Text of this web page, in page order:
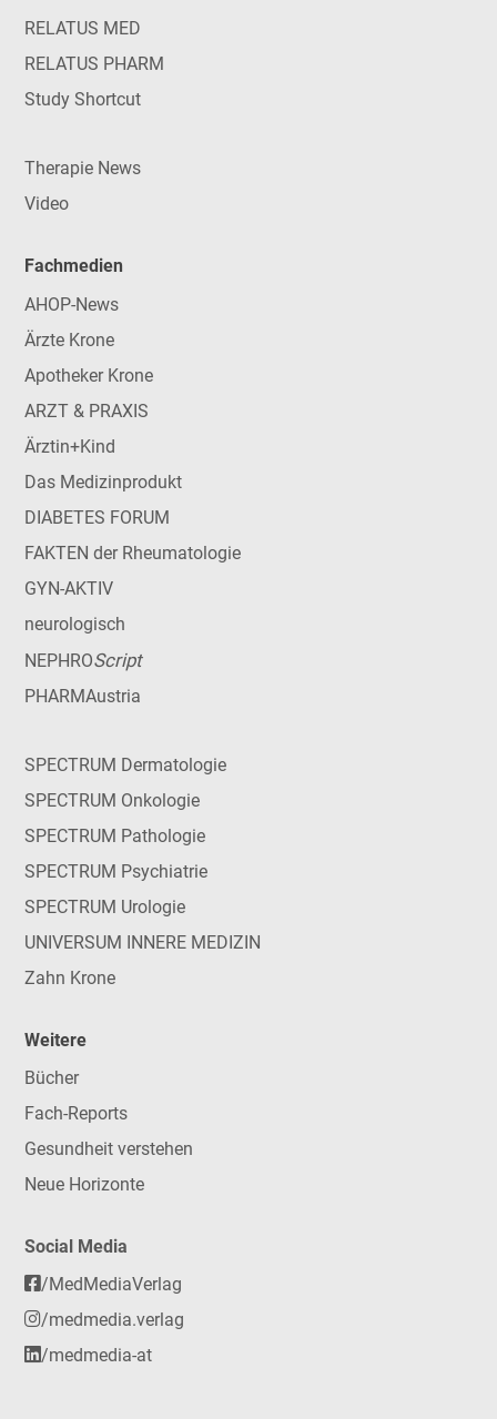
RELATUS MED
RELATUS PHARM
Study Shortcut
Therapie News
Video
Fachmedien
AHOP-News
Ärzte Krone
Apotheker Krone
ARZT & PRAXIS
Ärztin+Kind
Das Medizinprodukt
DIABETES FORUM
FAKTEN der Rheumatologie
GYN-AKTIV
neurologisch
NEPHROScript
PHARMAustria
SPECTRUM Dermatologie
SPECTRUM Onkologie
SPECTRUM Pathologie
SPECTRUM Psychiatrie
SPECTRUM Urologie
UNIVERSUM INNERE MEDIZIN
Zahn Krone
Weitere
Bücher
Fach-Reports
Gesundheit verstehen
Neue Horizonte
Social Media
/MedMediaVerlag
/medmedia.verlag
/medmedia-at